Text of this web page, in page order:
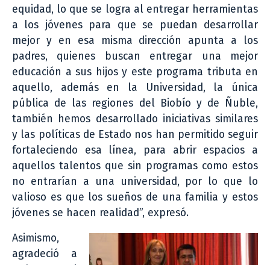
equidad, lo que se logra al entregar herramientas
a los jóvenes para que se puedan desarrollar
mejor y en esa misma dirección apunta a los
padres, quienes buscan entregar una mejor
educación a sus hijos y este programa tributa en
aquello, además en la Universidad, la única
pública de las regiones del Biobío y de Ñuble,
también hemos desarrollado iniciativas similares
y las políticas de Estado nos han permitido seguir
fortaleciendo esa línea, para abrir espacios a
aquellos talentos que sin programas como estos
no entrarían a una universidad, por lo que lo
valioso es que los sueños de una familia y estos
jóvenes se hacen realidad”, expresó.
Asimismo,
agradeció a